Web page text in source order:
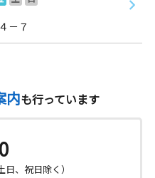
－７
内も行っています
、祝日除く）